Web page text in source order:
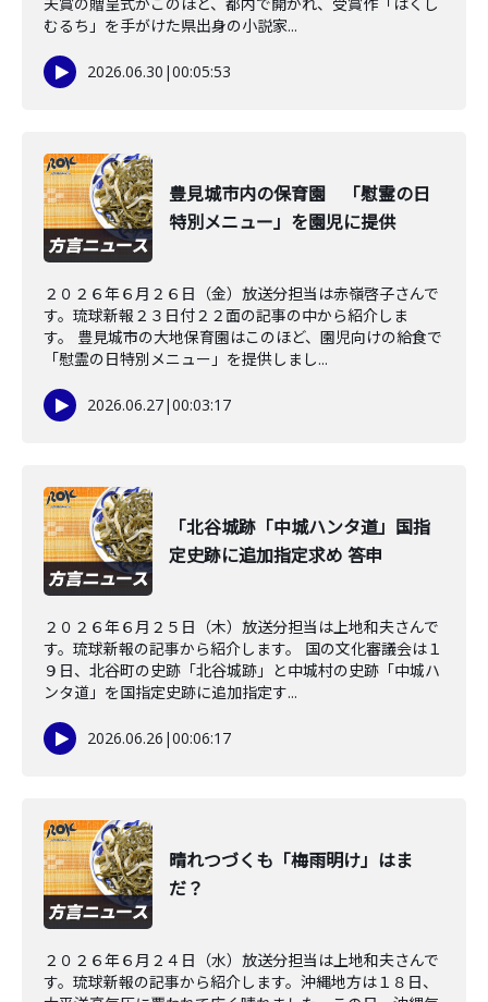
むるち」を手がけた県出身の小説家...
2026.06.30 |00:05:53
豊見城市内の保育園 「慰霊の日
特別メニュー」を園児に提供
２０２６年６月２６日（金）放送分担当は赤嶺啓子さんで
す。琉球新報２３日付２２面の記事の中から紹介しま
す。 豊見城市の大地保育園はこのほど、園児向けの給食で
「慰霊の日特別メニュー」を提供しまし...
2026.06.27|00:03:17
「北谷城跡「中城ハンタ道」国指
定史跡に追加指定求め 答申
２０２６年６月２５日（木）放送分担当は上地和夫さんで
す。琉球新報の記事から紹介します。 国の文化審議会は１
９日、北谷町の史跡「北谷城跡」と中城村の史跡「中城ハ
ンタ道」を国指定史跡に追加指定す...
2026.06.26 |00:06:17
晴れつづくも「梅雨明け」はま
だ？
２０２６年６月２４日（水）放送分担当は上地和夫さんで
す。琉球新報の記事から紹介します。沖縄地方は１８日、